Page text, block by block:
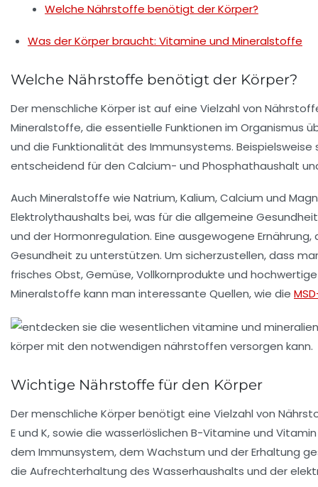
Welche Nährstoffe benötigt der Körper?
Was der Körper braucht: Vitamine und Mineralstoffe
Welche Nährstoffe benötigt der Körper?
Der menschliche Körper ist auf eine Vielzahl von
Mineralstoffe, die essentielle Funktionen im Organismus
und die Funktionalität des Immunsystems.
entscheidend für den Calcium- und Phosphathaushalt
Auch Mineralstoffe wie Natrium, Kalium, Calcium und
Elektrolythaushalts bei, was für die allgemeine
und derHormonregulation. Eine ausgewogene
Gesundheit zu unterstützen. Um sicherzustellen, dass
frisches Obst, Gemüse, Vollkornprodukte und
Mineralstoffe kann man interessante Quellen, wie die
Wichtige Nährstoffe für den Körper
Der menschliche Körper benötigt eine Vielzahl von
Eund K, sowie die wasserlöslichen B-Vitamine und
dem Immunsystem, dem Wachstum und der Erhaltung
die Aufrechterhaltung des Wasserhaushalts und der